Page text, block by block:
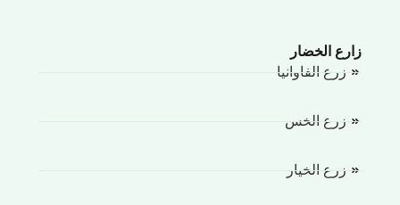
الخضار
زرع الفاوانيا
زرع الخس
زرع الخيار